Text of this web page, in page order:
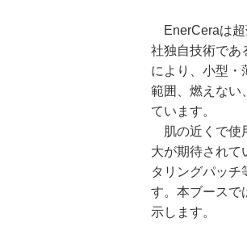
EnerCeraは超
社独自技術であ
により、小型・
範囲、燃えない
ています。
肌の近くで使
大が期待されて
タリングパッチ
す。本ブースで
示します。